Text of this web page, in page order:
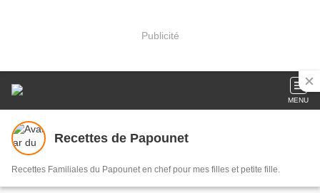
Publicité
MENU
Recettes de Papounet
Recettes Familiales du Papounet en chef pour mes filles et petite fille.